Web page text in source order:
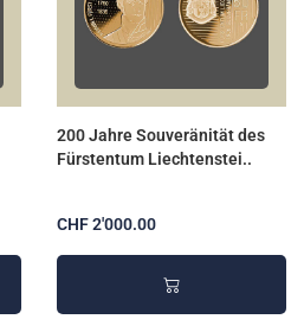
200 Jahre Souveränität des
Fürstentum Liechtenstei..
CHF 2'000.00